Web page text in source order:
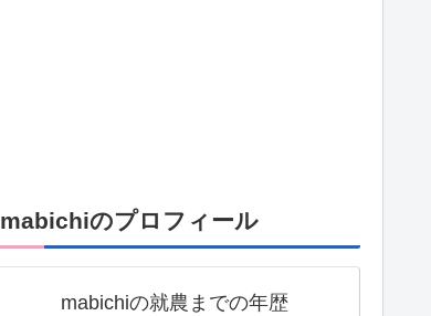
mabichiのプロフィール
mabichiの就農までの年歴